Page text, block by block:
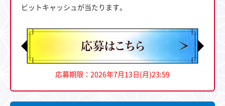
ビットキャッシュが当たります。
応募期限：2026年7月13日(月)23:59